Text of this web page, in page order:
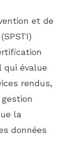
et de
qui évalue
rendus,
la
données